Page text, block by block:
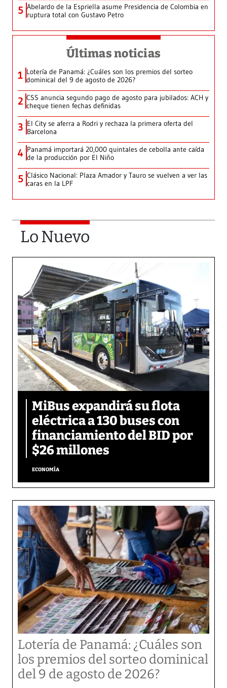
5 Abelardo de la Espriella asume Presidencia de Colombia en
ruptura total con Gustavo Petro
Últimas noticias
1 Lotería de Panamá: ¿Cuáles son los premios del sorteo
dominical del 9 de agosto de 2026?
2 CSS anuncia segundo pago de agosto para jubilados: ACH y
cheque tienen fechas definidas
3 El City se aferra a Rodri y rechaza la primera oferta del
Barcelona
4 Panamá importará 20,000 quintales de cebolla ante caída
de la producción por El Niño
5 Clásico Nacional: Plaza Amador y Tauro se vuelven a ver las
caras en la LPF
Lo Nuevo
MiBus expandirá su flota
eléctrica a 130 buses con
financiamiento del BID por
$26 millones
ECONOMÍA
Lotería de Panamá: ¿Cuáles son
los premios del sorteo dominical
del 9 de agosto de 2026?